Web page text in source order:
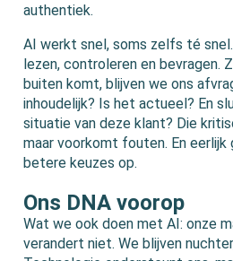
authentiek.
AI werkt snel, soms zelfs té
lezen, controleren en bevragen.
buiten komt, blijven we ons
inhoudelijk? Is het actueel? En
situatie van deze klant? Die
maar voorkomt fouten. En
betere keuzes op.
Ons DNA voorop
Wat we ook doen met AI: onze
verandert niet. We blijven